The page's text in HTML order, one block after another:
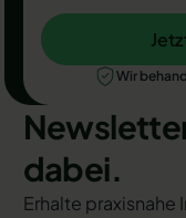
Jetzt Termin
Wir
dabei.
Erhalte praxisnahe